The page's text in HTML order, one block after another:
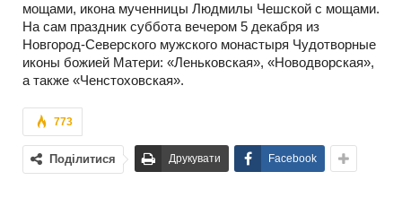
мощами, икона мученницы Людмилы Чешской с мощами.
На сам праздник суббота вечером 5 декабря из
Новгород-Северского мужского монастыря Чудотворные
иконы божией Матери: «Леньковская», «Новодворская»,
а также «Ченстоховская».
773
Поділитися Друкувати Facebook